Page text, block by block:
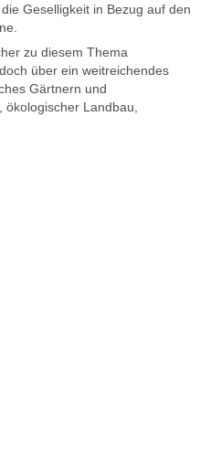
Geselligkeit in Bezug auf den
zu diesem Thema
über ein weitreichendes
Gärtnern und
ökologischer Landbau,